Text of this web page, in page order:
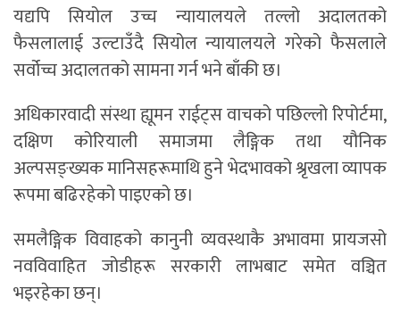
यद्यपि सियोल उच्च न्यायालयले तल्लो अदालतको
फैसलालाई उल्टाउँदै सियोल न्यायालयले गरेको फैसलाले
सर्वोच्च अदालतको सामना गर्न भने बाँकी छ।
अधिकारवादी संस्था ह्यूमन राईट्स वाचको पछिल्लो रिपोर्टमा,
दक्षिण कोरियाली समाजमा लैङ्गिक तथा यौनिक
अल्पसङ्ख्यक मानिसहरूमाथि हुने भेदभावको श्रृखला व्यापक
रूपमा बढिरहेको पाइएको छ।
समलैङ्गिक विवाहको कानुनी व्यवस्थाकै अभावमा प्रायजसो
नवविवाहित जोडीहरू सरकारी लाभबाट समेत वञ्चित
भइरहेका छन्।